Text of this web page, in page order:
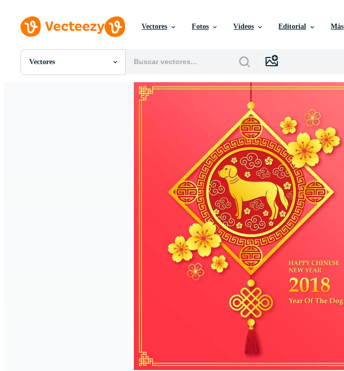
Vectores Fotos Vídeos Editorial Más
Vectores
Todas Imágenes